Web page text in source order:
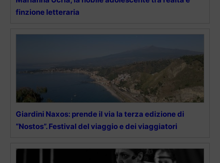
finzione letteraria
Giardini Naxos: prende il via la terza edizione di
“Nostos”. Festival del viaggio e dei viaggiatori